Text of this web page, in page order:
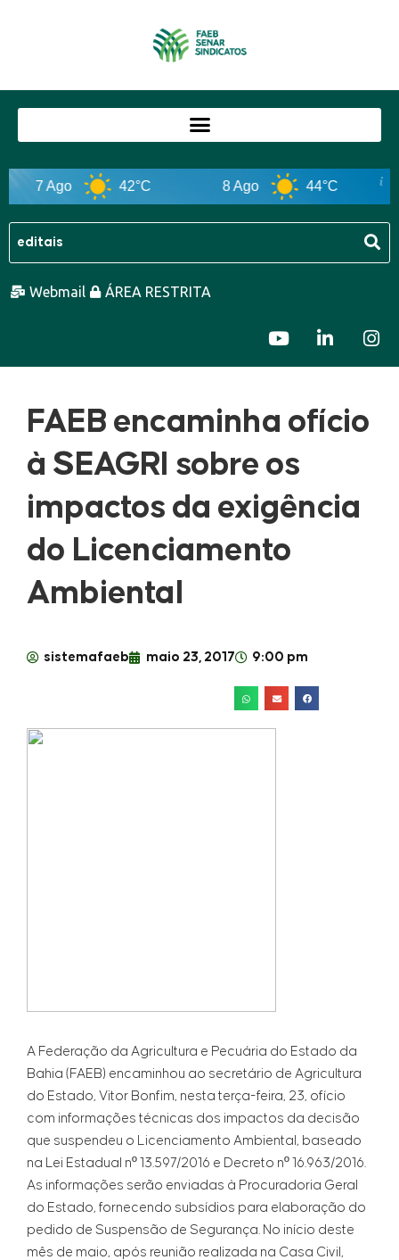
7 Ago 42°C 8 Ago 44°C
Webmail ÁREA RESTRITA
FAEB encaminha ofício
à SEAGRI sobre os
impactos da exigência
do Licenciamento
Ambiental
sistemafaeb maio 23, 2017 9:00 pm
A Federação da Agricultura e Pecuária do Estado da
Bahia (FAEB) encaminhou ao secretário de Agricultura
do Estado, Vitor Bonfim, nesta terça-feira, 23, ofício
com informações técnicas dos impactos da decisão
que suspendeu o Licenciamento Ambiental, baseado
na Lei Estadual nº 13.597/2016 e Decreto nº 16.963/2016.
As informações serão enviadas à Procuradoria Geral
do Estado, fornecendo subsídios para elaboração do
pedido de Suspensão de Segurança. No início deste
mês de maio, após reunião realizada na Casa Civil,